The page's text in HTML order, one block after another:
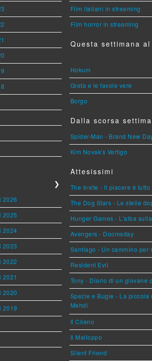
❯
2026
2025
2024
2023
2022
2021
2020
2019
Film italiani in streaming
Film horror in streaming
Questa settimana al
Hokum
Greta e le favole vere
Borgo
Dalla scorsa
Spider-Man - Brand New
Kim Novak's Vertigo
Attesissimi
The Invite - Il piacere è tutto
The Dog Stars - Le stelle
Hunger Games - L'alba
Avengers - Doomsday
Santiago - Un cammino per
Resident Evil
Tony - Diario di un giovane
Spezie e Bugie - La piccola
Mehdi
Il Cileno
Il Malloppo
Silent Friend